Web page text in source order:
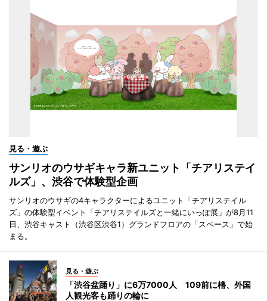
見る・遊ぶ
サンリオのウサギキャラ新ユニット「チアリステイ
ルズ」、渋谷で体験型企画
サンリオのウサギの4キャラクターによるユニット「チアリステイル
ズ」の体験型イベント「チアリステイルズと一緒にいっぽ展」が8月11
日、渋谷キャスト（渋谷区渋谷1）グランドフロアの「スペース」で始
まる。
見る・遊ぶ
「渋谷盆踊り」に6万7000人 109前に櫓、外国
人観光客も踊りの輪に